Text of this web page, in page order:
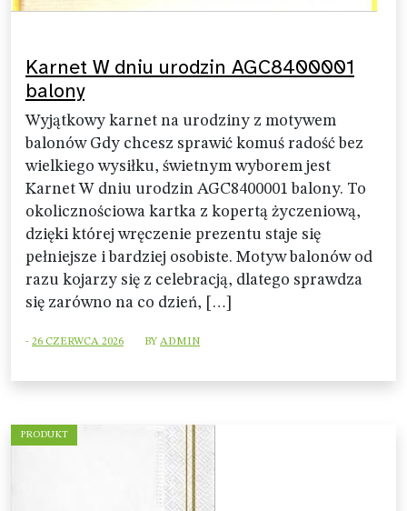
Karnet W dniu urodzin AGC8400001
balony
Wyjątkowy karnet na urodziny z motywem
balonów Gdy chcesz sprawić komuś radość bez
wielkiego wysiłku, świetnym wyborem jest
Karnet W dniu urodzin AGC8400001 balony. To
okolicznościowa kartka z kopertą życzeniową,
dzięki której wręczenie prezentu staje się
pełniejsze i bardziej osobiste. Motyw balonów od
razu kojarzy się z celebracją, dlatego sprawdza
się zarówno na co dzień, […]
- 26 CZERWCA 2026 BYADMIN
PRODUKT